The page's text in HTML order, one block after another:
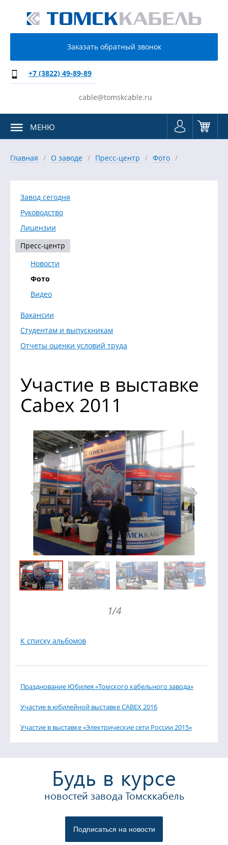
Заказать обратный звонок
+7 (3822) 49-89-89
cable@tomskcable.ru
МЕНЮ
Главная О заводе Пресс-центр Фото
Завод сегодня
Руководство
Лицензии
Пресс-центр
Новости
Фото
Видео
Вакансии
Студентам и выпускникам
Отчеты оценки условий труда
Участие в выставке
Cabex 2011
1/4
К списку альбомов
Празднование Юбилея «Томского кабельного завода»
Участие в юбилейной выставке CABEX 2016
Участие в выставке «Электрические сети России 2015»
Будь в курсе
новостей завода Томсккабель